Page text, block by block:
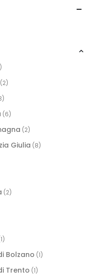
(2)
(6)
(2)
Giulia (8)
(2)
Bolzano (1)
Trento (1)